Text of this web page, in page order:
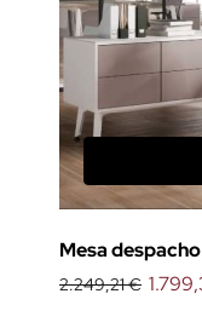
Mesa
2.249,21 €